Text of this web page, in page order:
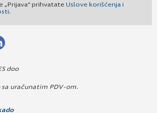
„Prijava“ prihvatate Uslove korišćenja i
.
doo
sa uračunatim PDV-om.